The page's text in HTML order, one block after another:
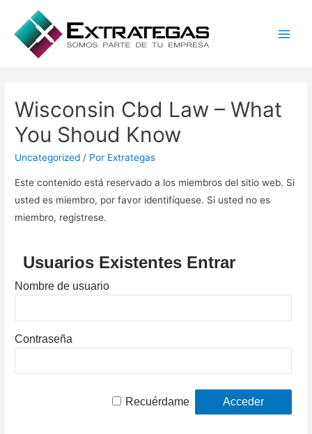
Wisconsin Cbd Law – What
You Shoud Know
Uncategorized / Por Extrategas
Este contenido está reservado a los miembros del sitio web. Si
usted es miembro, por favor identifíquese. Si usted no es
miembro, regístrese.
Usuarios Existentes Entrar
Nombre de usuario
Contraseña
Recuérdame